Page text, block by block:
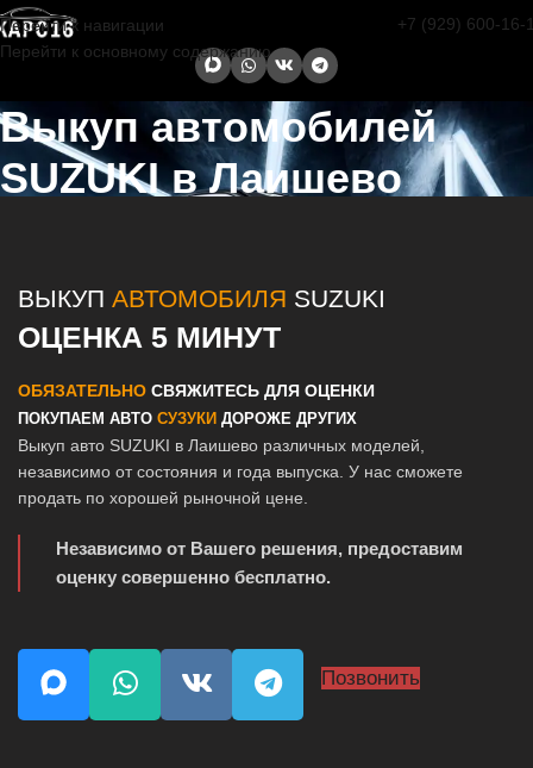
Перейти к навигации
Перейти к основному содержанию
+7 (929) 600-16-
Выкуп автомобилей
SUZUKI в Лаишево
ВЫКУП АВТОМОБИЛЯ SUZUKI
ОЦЕНКА 5 МИНУТ
ОБЯЗАТЕЛЬНО СВЯЖИТЕСЬ ДЛЯ ОЦЕНКИ
ПОКУПАЕМ АВТО СУЗУКИ ДОРОЖЕ ДРУГИХ
Выкуп авто SUZUKI в Лаишево различных моделей,
независимо от состояния и года выпуска. У нас сможете
продать по хорошей рыночной цене.
Независимо от Вашего решения, предоставим
оценку совершенно бесплатно.
Позвонить